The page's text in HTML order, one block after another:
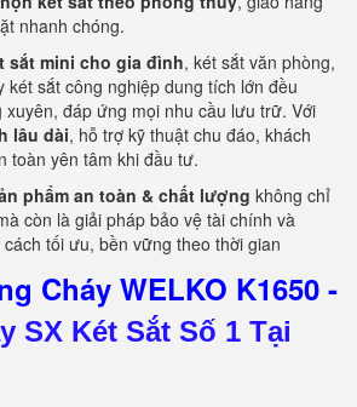
nhanh chóng.
sắt mini cho gia đình, két sắt văn phòng,
két sắt công nghiệp dung tích lớn đều
đáp ứng mọi nhu cầu lưu trữ. Với
lâu dài, hỗ trợ kỹ thuật chu đáo, khách
toàn yên tâm khi đầu tư.
phẩm an toàn & chất lượng không chỉ
còn là giải pháp bảo vệ tài chính và
tối ưu, bền vững theo thời gian
Cháy WELKO K1650 -
SX Két Sắt Số 1 Tại